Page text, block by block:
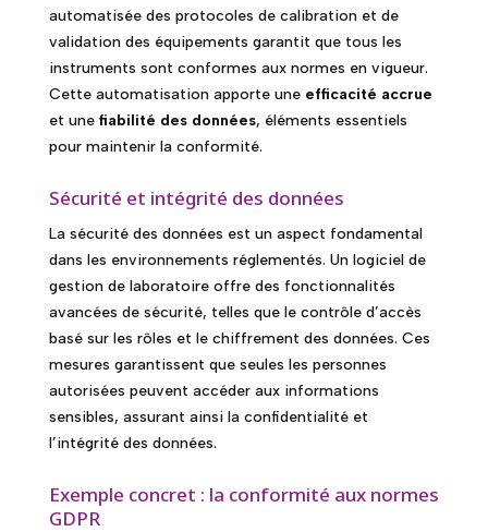
automatisée des protocoles de calibration et de
validation des équipements garantit que tous les
instruments sont conformes aux normes en vigueur.
Cette automatisation apporte une efficacité accrue
et une fiabilité des données, éléments essentiels
pour maintenir la conformité.
Sécurité et intégrité des données
La sécurité des données est un aspect fondamental
dans les environnements réglementés. Un logiciel de
gestion de laboratoire offre des fonctionnalités
avancées de sécurité, telles que le contrôle d’accès
basé sur les rôles et le chiffrement des données. Ces
mesures garantissent que seules les personnes
autorisées peuvent accéder aux informations
sensibles, assurant ainsi la confidentialité et
l’intégrité des données.
Exemple concret : la conformité aux normes
GDPR